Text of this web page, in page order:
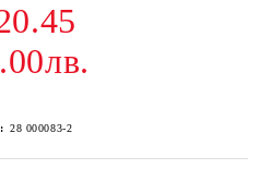
28 000083-2